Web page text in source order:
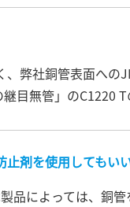
弊社銅管表面への
目無管」のC1220 T
剤を使用してもい
品によっては、銅